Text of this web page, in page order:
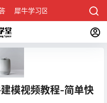
犀牛学习区
模视频教程-简单快